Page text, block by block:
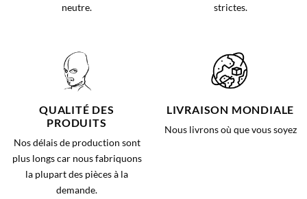
neutre.
strictes.
QUALITÉ DES
PRODUITS
Nos délais de production sont
plus longs car nous fabriquons
la plupart des pièces à la
demande.
LIVRAISON MONDIALE
Nous livrons où que vous soyez